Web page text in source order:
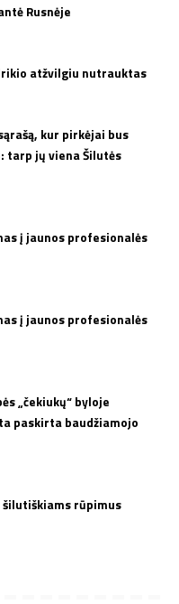
Rusnėje
atžvilgiu nutrauktas
kur pirkėjai bus
tarp jų viena Šilutės
į jaunos profesionalės
į jaunos profesionalės
„čekiukų“ byloje
paskirta baudžiamojo
rūpimus